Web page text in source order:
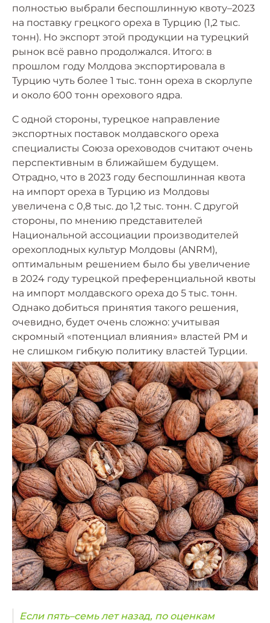
полностью выбрали беспошлинную квоту–2023
на поставку грецкого ореха в Турцию (1,2 тыс.
тонн). Но экспорт этой продукции на турецкий
рынок всё равно продолжался. Итого: в
прошлом году Молдова экспортировала в
Турцию чуть более 1 тыс. тонн ореха в скорлупе
и около 600 тонн орехового ядра.
С одной стороны, турецкое направление
экспортных поставок молдавского ореха
специалисты Союза ореховодов считают очень
перспективным в ближайшем будущем.
Отрадно, что в 2023 году беспошлинная квота
на импорт ореха в Турцию из Молдовы
увеличена с 0,8 тыс. до 1,2 тыс. тонн. С другой
стороны, по мнению представителей
Национальной ассоциации производителей
орехоплодных культур Молдовы (ANRM),
оптимальным решением было бы увеличение
в 2024 году турецкой преференциальной квоты
на импорт молдавского ореха до 5 тыс. тонн.
Однако добиться принятия такого решения,
очевидно, будет очень сложно: учитывая
скромный «потенциал влияния» властей РМ и
не слишком гибкую политику властей Турции.
Если пять–семь лет назад, по оценкам